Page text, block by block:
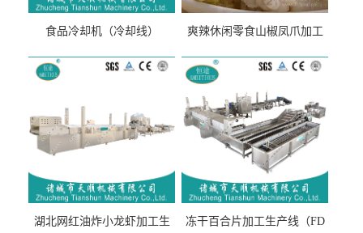
食品冷却机（冷却线）
爽辣休闲零食山椒凤爪加工
流水线）
湖北网红油炸小龙虾加工生
冻干百合片加工生产线（FD